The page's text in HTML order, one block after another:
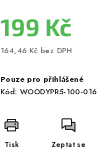
199 Kč
164,46 Kč bez DPH
cena:
Pouze pro přihlášené
Kód: WOODYPR5-100-016
Tisk Zeptat se